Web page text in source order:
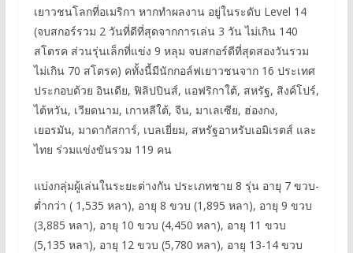
เยาวชนโลกที่อเมริกา หากทำผลงาน อยู่ในระดับ Level 14
(จบสกอร์รวม 2 วันที่ดีที่สุดจากการเล่น 3 วัน ไม่เกิน 140
สโตรค ส่วนรุ่นเล็กที่แข่ง 9 หลุม จบสกอร์ดีที่สุดสองวันรวม
ไม่เกิน 70 สโตรค) คทั้งนี้มีนักกอล์ฟเยาวชนจาก 16 ประเทศ
ประกอบด้วย อินเดีย, ฟิลิปปินส์, แอฟริกาใต้, สหรัฐ, สิงค์โปร์,
ไต้หวัน, เวียดนาม, เกาหลีใต้, จีน, มาเลเซีย, ฮ่องกง,
เยอรมัน, มาดากัสการ์, เบลเยี่ยม, สหรัฐอาหรับเอมิเรตส์ และ
ไทย ร่วมแข่งขันรวม 119 คน
แบ่งกลุ่มผู้เล่นในระยะต่างกัน ประเภทชาย 8 รุ่น อายุ 7 ขวบ-
ต่ำกว่า ( 1,535 หลา), อายุ 8 ขวบ (1,895 หลา), อายุ 9 ขวบ
(3,885 หลา), อายุ 10 ขวบ (4,450 หลา), อายุ 11 ขวบ
(5,135 หลา), อายุ 12 ขวบ (5,780 หลา), อายุ 13-14 ขวบ